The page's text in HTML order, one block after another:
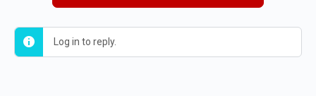
Log in to reply.